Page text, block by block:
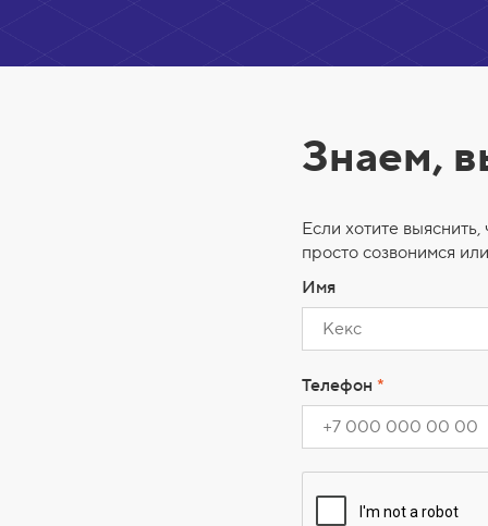
Знаем,
Если хотите выяснить,
просто созвонимся
Имя
Телефон *